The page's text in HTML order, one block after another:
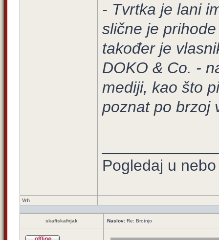
- Tvrtka je lani
slične je
također je
DOKO & Co. -
mediji, kao što
poznat po brzoj
Pogledaj u
Vrh
skafiskafnjak Naslov: Re: Brotnjo